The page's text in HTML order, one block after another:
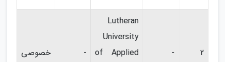
2
-
Lutheran
University
of Applied
- خصوصی